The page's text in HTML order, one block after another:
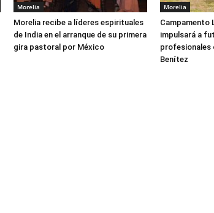
Morelia
Morelia recibe a líderes espirituales
de India en el arranque de su primera
gira pastoral por México
Morelia
Campamento
impulsará a
profesionales
Benítez